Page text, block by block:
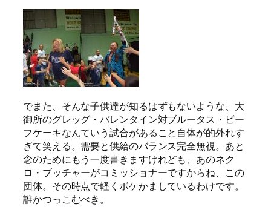
でまた、そんな子供達が知るはずもないような、大
御所のグレッグ・バレンタイン対ブルータス・ビー
フケーキなんていう試合があること自体が的外れす
ぎて笑える。需要と供給のバランス完全無視。あと
念のためにもう一度書きますけれども、あのネク
ロ・ブッチャーがコミッショナーですからね、この
団体。その時点で軽くボケかましているわけです。
誰かつっこむべき。